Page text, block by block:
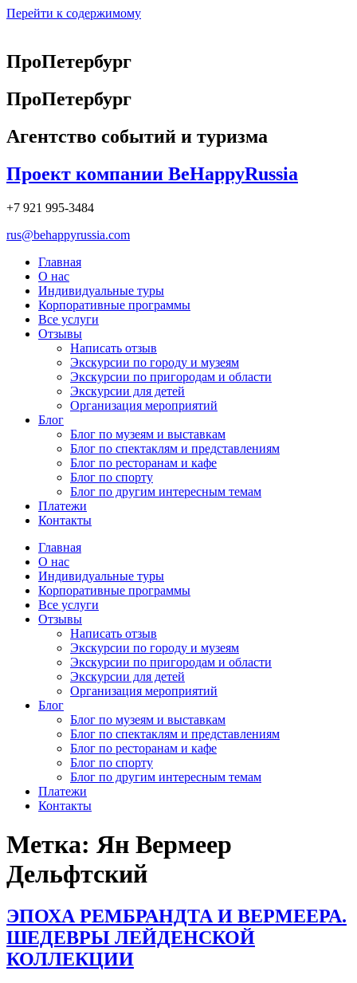
Перейти к содержимому
ПроПетербург
ПроПетербург
Агентство событий и туризма
Проект компании BeHappyRussia
+7 921 995-3484
rus@behappyrussia.com
Главная
О нас
Индивидуальные туры
Корпоративные программы
Все услуги
Отзывы
Написать отзыв
Экскурсии по городу и музеям
Экскурсии по пригородам и области
Экскурсии для детей
Организация мероприятий
Блог
Блог по музеям и выставкам
Блог по спектаклям и представлениям
Блог по ресторанам и кафе
Блог по спорту
Блог по другим интересным темам
Платежи
Контакты
Главная
О нас
Индивидуальные туры
Корпоративные программы
Все услуги
Отзывы
Написать отзыв
Экскурсии по городу и музеям
Экскурсии по пригородам и области
Экскурсии для детей
Организация мероприятий
Блог
Блог по музеям и выставкам
Блог по спектаклям и представлениям
Блог по ресторанам и кафе
Блог по спорту
Блог по другим интересным темам
Платежи
Контакты
Метка: Ян Вермеер
Дельфтский
ЭПОХА РЕМБРАНДТА И ВЕРМЕЕРА.
ШЕДЕВРЫ ЛЕЙДЕНСКОЙ
КОЛЛЕКЦИИ